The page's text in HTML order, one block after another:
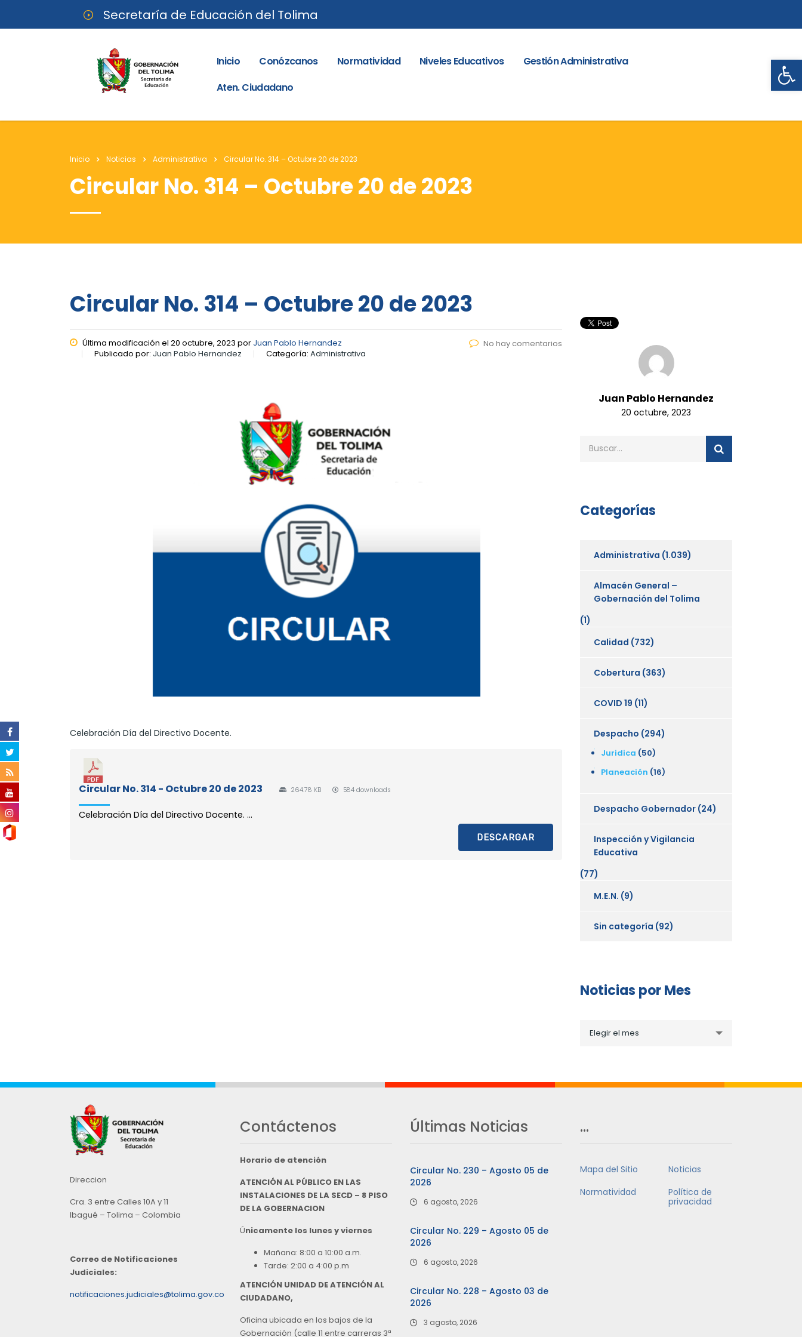
Secretaría de Educación del Tolima
Inicio Conózcanos Normatividad Niveles Educativos
Gestión Administrativa
Aten. Ciudadano
Inicio Noticias Administrativa Circular No. 314 – Octubre 20 de 2023
Circular No. 314 – Octubre 20 de 2023
Circular No. 314 – Octubre 20 de 2023
Última modificación el 20 octubre, 2023 por Juan Pablo Hernandez
Publicado por: Juan Pablo Hernandez Categoría: Administrativa
No hay comentarios
Celebración Día del Directivo Docente.
Circular No. 314 - Octubre 20 de 2023 264.78 KB 584 downloads
Celebración Día del Directivo Docente. ...
DESCARGAR
Juan Pablo Hernandez
20 octubre, 2023
Categorías
Administrativa (1.039)
Almacén General –
Gobernación del Tolima
(1)
Calidad (732)
Cobertura (363)
COVID 19 (11)
Despacho (294)
Juridica (50)
Planeación (16)
Despacho Gobernador (24)
Inspección y Vigilancia
Educativa
(77)
M.E.N. (9)
Sin categoría (92)
Noticias por Mes
porElegir el mes
Direccion
Cra. 3 entre Calles 10A y 11
Ibagué – Tolima – Colombia
Correo de Notificaciones
Judiciales:
notificaciones.judiciales@tolima.gov.co
Contáctenos
Horario de atención
ATENCIÓN AL PÚBLICO EN LAS
INSTALACIONES DE LA SECD – 8 PISO
DE LA GOBERNACION
Únicamente los lunes y viernes
Mañana: 8:00 a 10:00 a.m.
Tarde: 2:00 a 4:00 p.m
ATENCIÓN UNIDAD DE ATENCIÓN AL
CIUDADANO,
Oficina ubicada en los bajos de la
Gobernación (calle 11 entre carreras 3ª
Últimas Noticias
Circular No. 230 – Agosto 05 de
2026
6 agosto, 2026
Circular No. 229 – Agosto 05 de
2026
6 agosto, 2026
Circular No. 228 – Agosto 03 de
2026
3 agosto, 2026
…
Mapa del Sitio
Noticias
Normatividad
Política de
privacidad